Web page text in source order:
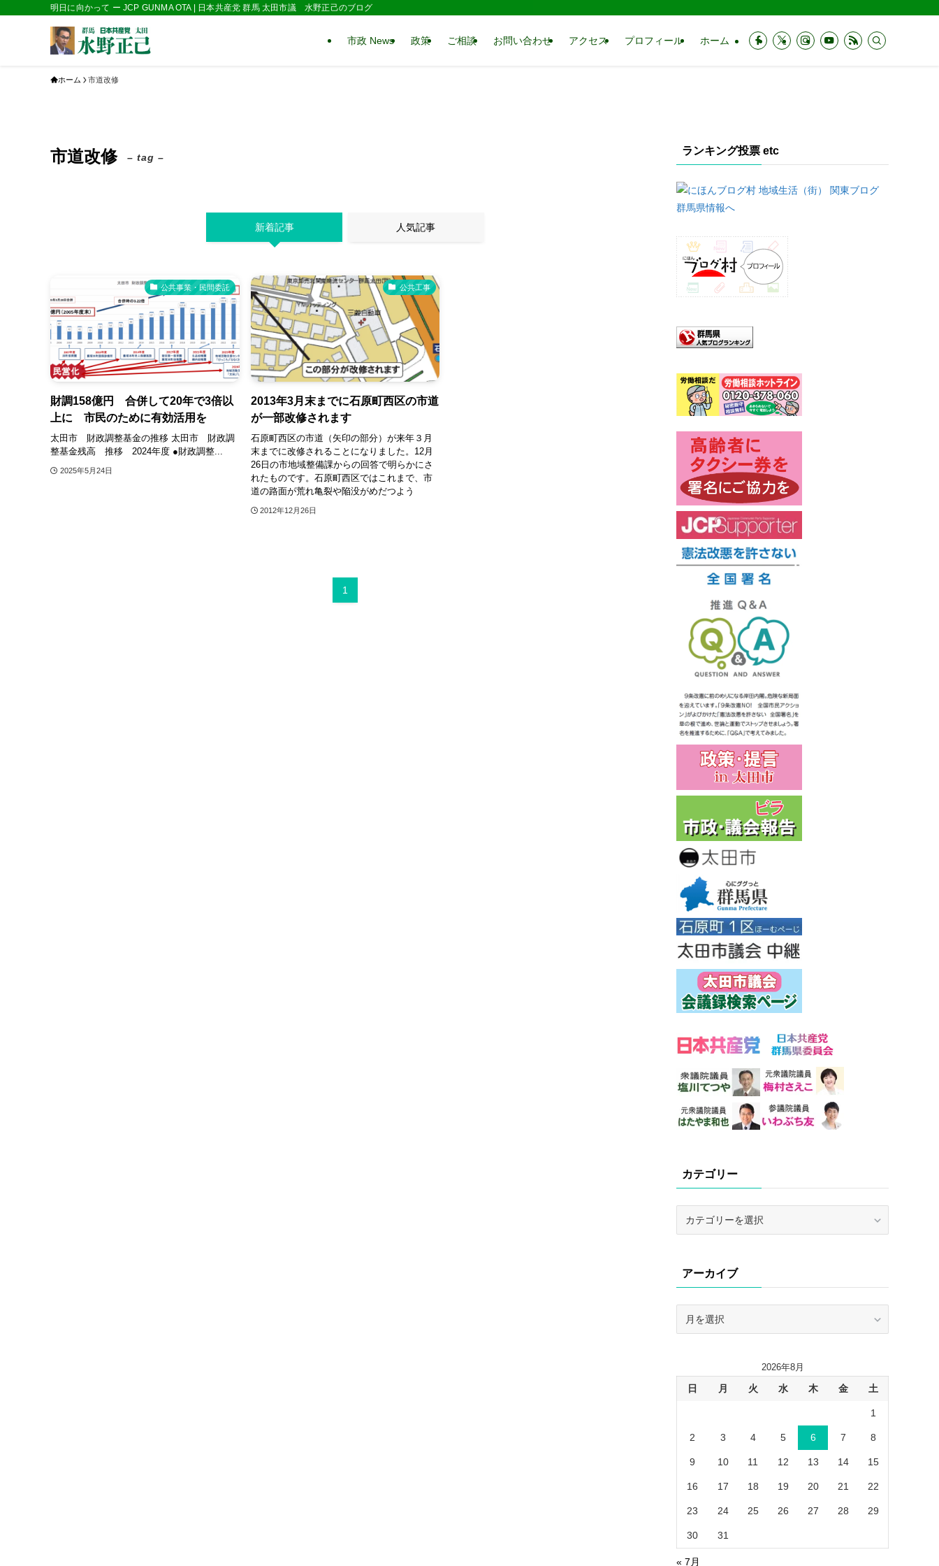
明日に向かって ー JCP GUNMA OTA | 日本共産党 群馬 太田市議 水野正己のブログ
市政 News 政策 ご相談 お問い合わせ アクセス プロフィール ホーム
ホーム 市道改修
市道改修 – tag –
新着記事 人気記事
公共事業・民間委託
財調158億円 合併して20年で3倍以
上に 市民のために有効活用を
太田市 財政調整基金の推移 太田市 財政調
整基金残高 推移 2024年度 ●財政調整...
2025年5月24日
公共工事
2013年3月末までに石原町西区の市道
が一部改修されます
石原町西区の市道（矢印の部分）が来年３月
末までに改修されることになりました。12月
26日の市地域整備課からの回答で明らかにさ
れたものです。石原町西区ではこれまで、市
道の路面が荒れ亀裂や陥没がめだつよう
2012年12月26日
1
ランキング投票 etc
カテゴリー
ーアーカイブ
2026年8月
日 月 火 水 木 金 土
1
2 3 4 5 6 7 8
9 10 11 12 13 14 15
16 17 18 19 20 21 22
23 24 25 26 27 28 29
30 31
« 7月